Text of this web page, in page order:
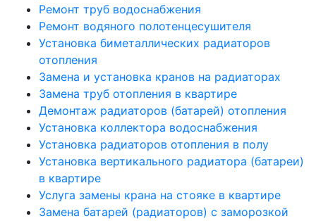
Ремонт труб водоснабжения
Ремонт водяного полотенцесушителя
Установка биметаллических радиаторов
отопления
Замена и установка кранов на радиаторах
Замена труб отопления в квартире
Демонтаж радиаторов (батарей) отопления
Установка коллектора водоснабжения
Установка радиаторов отопления в полу
Установка вертикального радиатора (батареи)
в квартире
Услуга замены крана на стояке в квартире
Замена батарей (радиаторов) с заморозкой